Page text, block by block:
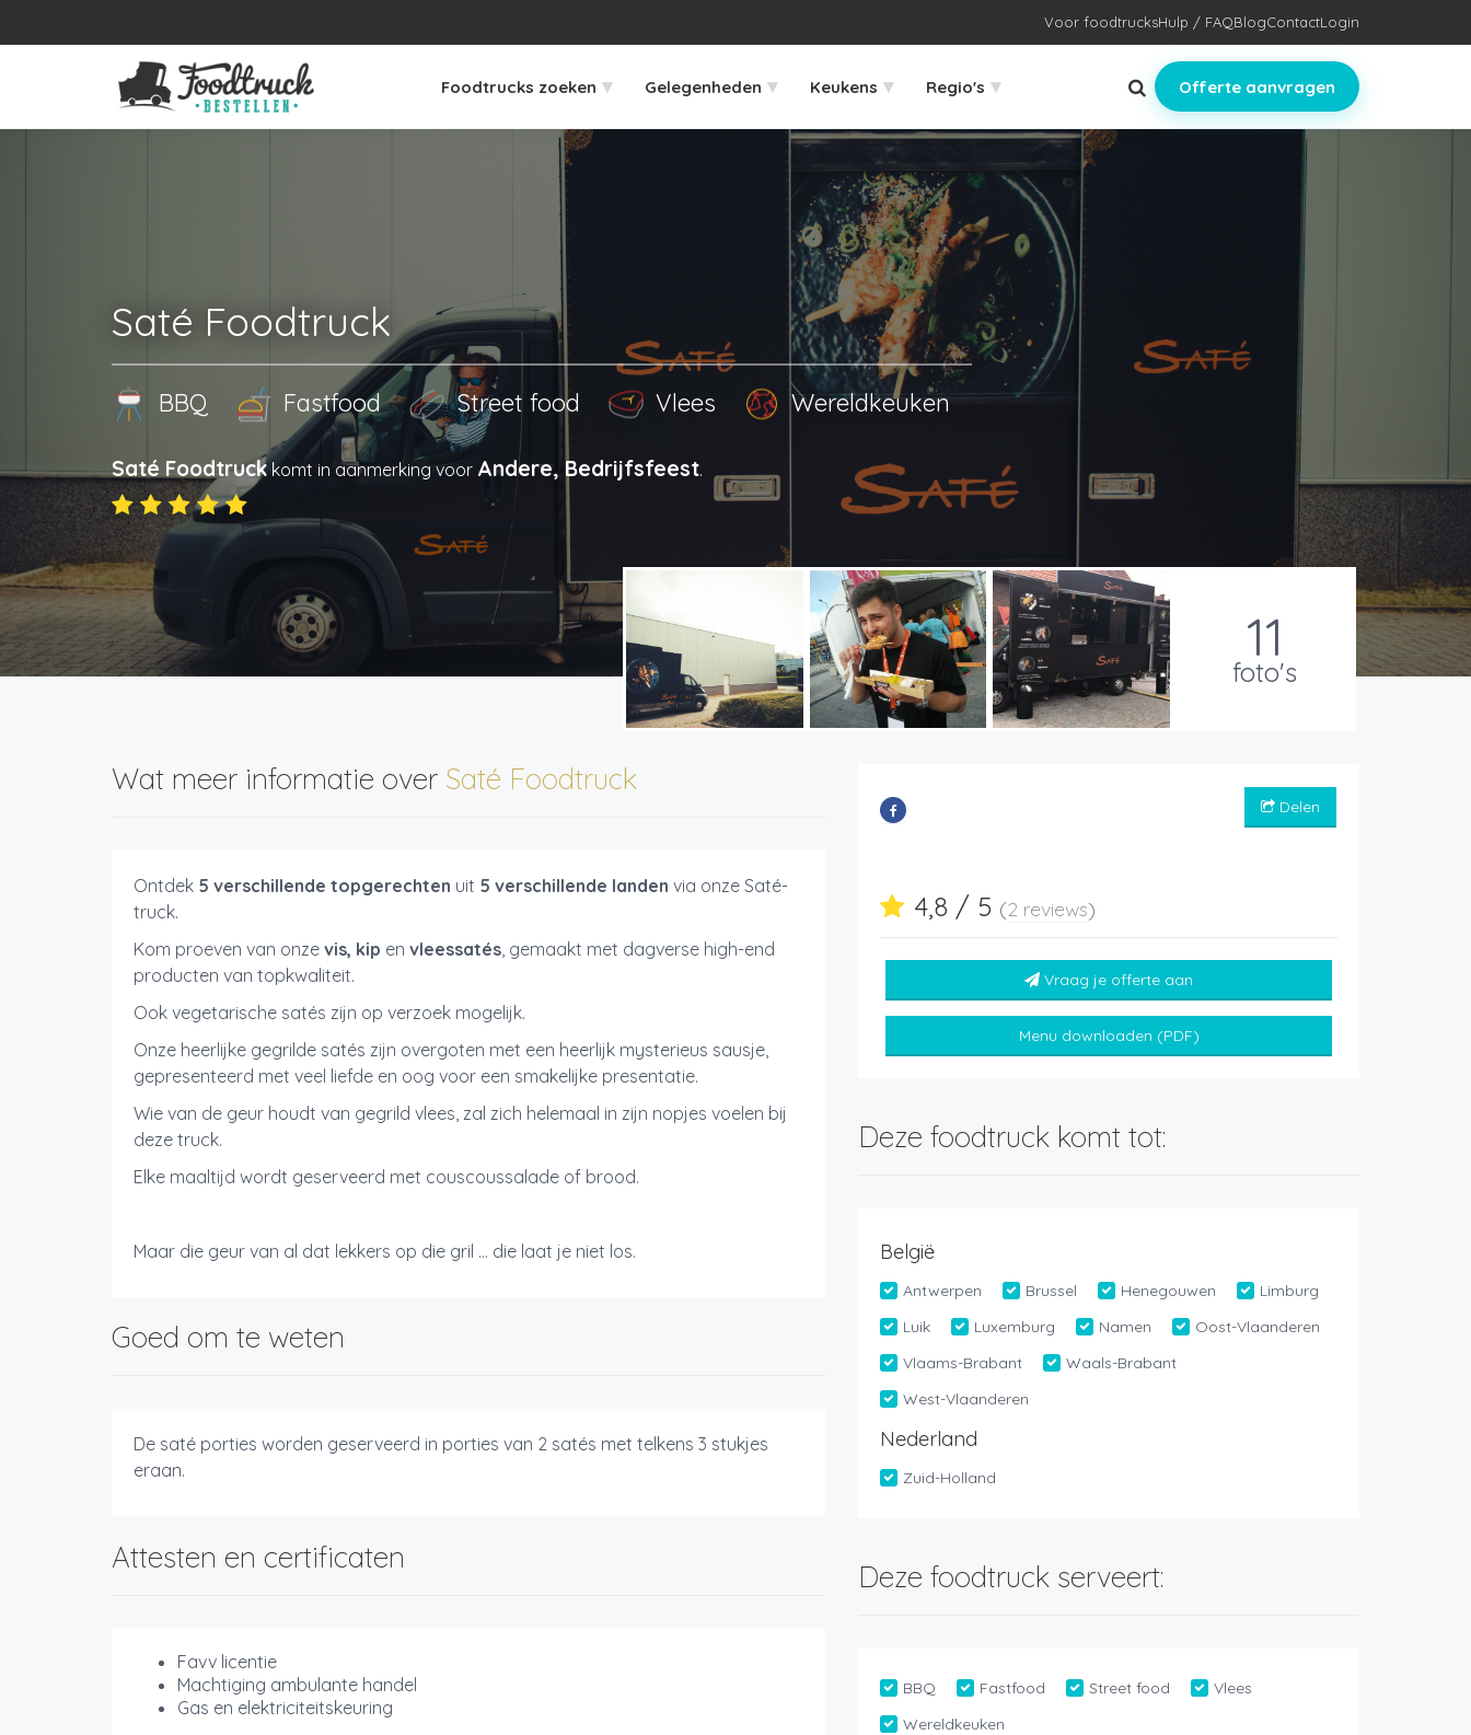
Voor foodtrucksHulp / FAQBlogContactLogin
Foodtrucks zoeken ▾ Gelegenheden ▾ Keukens ▾ Regio's ▾ Offerte aanvragen
Saté Foodtruck
BBQ Fastfood Street food Vlees Wereldkeuken
Saté Foodtruckkomt in aanmerking voor Andere, Bedrijfsfeest.
11
foto's
Wat meer informatie over Saté Foodtruck
Ontdek 5 verschillende topgerechten uit 5 verschillende landen via onze Saté-
truck.
Kom proeven van onze vis, kip en vleessatés, gemaakt met dagverse high-end
producten van topkwaliteit.
Ook vegetarische satés zijn op verzoek mogelijk.
Onze heerlijke gegrilde satés zijn overgoten met een heerlijk mysterieus sausje,
gepresenteerd met veel liefde en oog voor een smakelijke presentatie.
Wie van de geur houdt van gegrild vlees, zal zich helemaal in zijn nopjes voelen bij
deze truck.
Elke maaltijd wordt geserveerd met couscoussalade of brood.
Maar die geur van al dat lekkers op die gril ... die laat je niet los.
Goed om te weten
De saté porties worden geserveerd in porties van 2 satés met telkens 3 stukjes
eraan.
Attesten en certificaten
Favv licentie
Machtiging ambulante handel
Gas en elektriciteitskeuring
Delen
4,8 / 5 (2 reviews)
Vraag je offerte aan
Menu downloaden (PDF)
Deze foodtruck komt tot:
België
Antwerpen Brussel Henegouwen
Limburg
Luik
Luxemburg Namen
Oost-Vlaanderen
Vlaams-Brabant
Waals-Brabant
West-Vlaanderen
Nederland
Zuid-Holland
Deze foodtruck serveert:
BBQ Fastfood Street food
Vlees
Wereldkeuken